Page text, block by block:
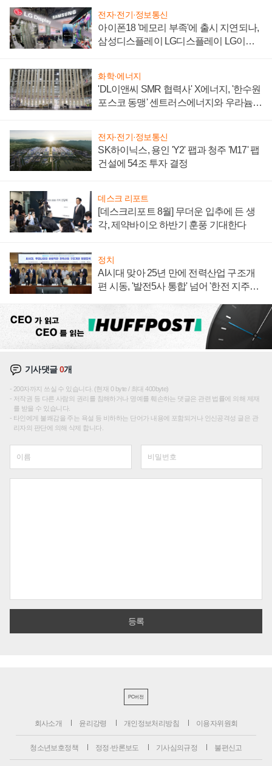
전자·전기·정보통신
아이폰18 '메모리 부족'에 출시 지연되나,
삼성디스플레이 LG디스플레이 LG이노
화학·에너지
'DL이앤씨 SMR 협력사' X에너지, '한수원
포스코 동맹' 센트러스에너지와 우라늄
전자·전기·정보통신
SK하이닉스, 용인 'Y2' 팹과 청주 'M17' 팹
건설에 54조 투자 결정
데스크 리포트
[데스크리포트 8월] 무더운 입추에 든 생
각, 제약바이오 하반기 훈풍 기대한다
정치
AI시대 맞아 25년 만에 전력산업 구조개
편 시동, '발전5사 통합' 넘어 '한전 지주사'
기사댓글0개
200자까지 쓰실 수 있습니다. (현재 0 byte / 최대 400byte)
저작권 등 다른 사람의 권리를 침해하거나 명예를 훼손하는 댓글은 관련 법률에 의해 제재
를 받을 수 있습니다.
타인에게 불쾌감을 주는 욕설 등 비하하는 단어가 내용에 포함되거나 인신공격성 글은 관
리자의 판단에 의해 삭제 합니다.
PC버전
회사소개 윤리강령 개인정보처리방침 이용자위원회
청소년보호정책 정정·반론보도 기사심의규정 불편신고